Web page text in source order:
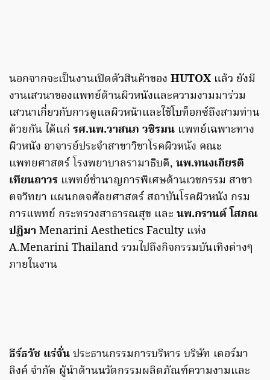
นอกจากจะเป็นงานเปิดตัวสินค้าของ HUTOX แล้ว ยังมี
งานเสวนาของแพทย์ด้านผิวหนังและความงามมาร่วม
เสวนาเกี่ยวกับการดูแลผิวหน้าและใช้โบท็อกซ์ถึงสามท่าน
ด้วยกัน ได้แก่ รศ.นพ.วาสนภ วชิรมน แพทย์เฉพาะทาง
ผิวหนัง อาจารย์ประจำสาขาวิชาโรคผิวหนัง คณะ
แพทยศาสตร์ โรงพยาบาลรามาธิบดี, นพ.ทนงเกียรติ
เทียนถาวร แพทย์ชำนาญการพิเศษด้านเวชกรรม สาขา
ตจวิทยา แผนกตจศัลยศาสตร์ สถาบันโรคผิวหนัง กรม
การแพทย์ กระทรวงสาธารณสุข และ นพ.กรานต์ โสภณ
ปฏิมาMenarini Aesthetics Faculty แห่ง
A.Menarini Thailand รวมไปถึงกิจกรรมบันเทิงต่างๆ
ภายในงาน
ธีร์ธวัช แร่จั่นประธานกรรมการบริหาร บริษัท เดอร์มา
ลิงค์ จำกัด ผู้นำด้านนวัตกรรมผลิตภัณฑ์ความงามและ